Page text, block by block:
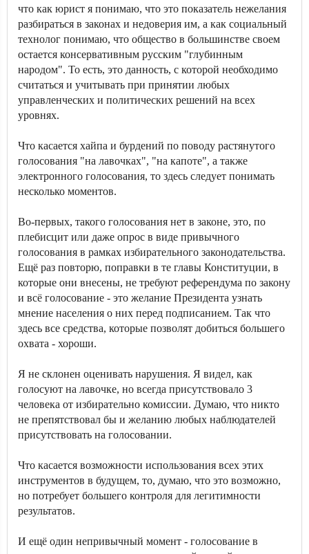
что как юрист я понимаю, что это показатель нежелания
разбираться в законах и недоверия им, а как социальный
технолог понимаю, что общество в большинстве своем
остается консервативным русским "глубинным
народом". То есть, это данность, с которой необходимо
считаться и учитывать при принятии любых
управленческих и политических решений на всех
уровнях.
Что касается хайпа и бурдений по поводу растянутого
голосования "на лавочках", "на капоте", а также
электронного голосования, то здесь следует понимать
несколько моментов.
Во-первых, такого голосования нет в законе, это, по
плебисцит или даже опрос в виде привычного
голосования в рамках избирательного законодательства.
Ещё раз повторю, поправки в те главы Конституции, в
которые они внесены, не требуют референдума по закону
и всё голосование - это желание Президента узнать
мнение населения о них перед подписанием. Так что
здесь все средства, которые позволят добиться большего
охвата - хороши.
Я не склонен оценивать нарушения. Я видел, как
голосуют на лавочке, но всегда присутствовало 3
человека от избирательно комиссии. Думаю, что никто
не препятствовал бы и желанию любых наблюдателей
присутствовать на голосовании.
Что касается возможности использования всех этих
инструментов в будущем, то, думаю, что это возможно,
но потребует большего контроля для легитимности
результатов.
И ещё один непривычный момент - голосование в